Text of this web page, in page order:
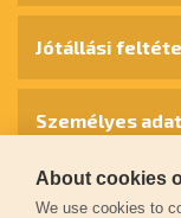
Jótállási
Személyes
About cookies
We use cookies to